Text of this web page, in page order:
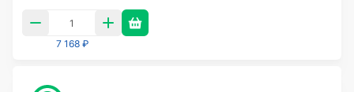
7 168 ₽